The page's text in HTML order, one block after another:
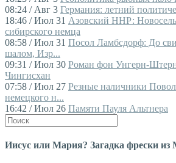
08:24 / Авг 3 Германия: летний
18:46 / Июл 31 Азовский ННР:
сибирского немца
08:58 / Июл 31 Посол Ламбсдорф: До
шалом, Изр...
09:31 / Июл 30 Роман фон Унгерн-
Чингисхан
07:58 / Июл 27 Резные наличники
немецкого н...
16:42 / Июл 26 Памяти Пауля Альтнера
Иисус или Мария? Загадка фрески из